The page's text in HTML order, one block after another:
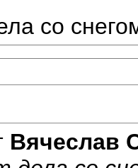
со
Вячеслав